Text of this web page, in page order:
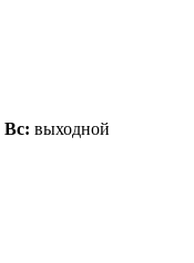
Вс: выходной